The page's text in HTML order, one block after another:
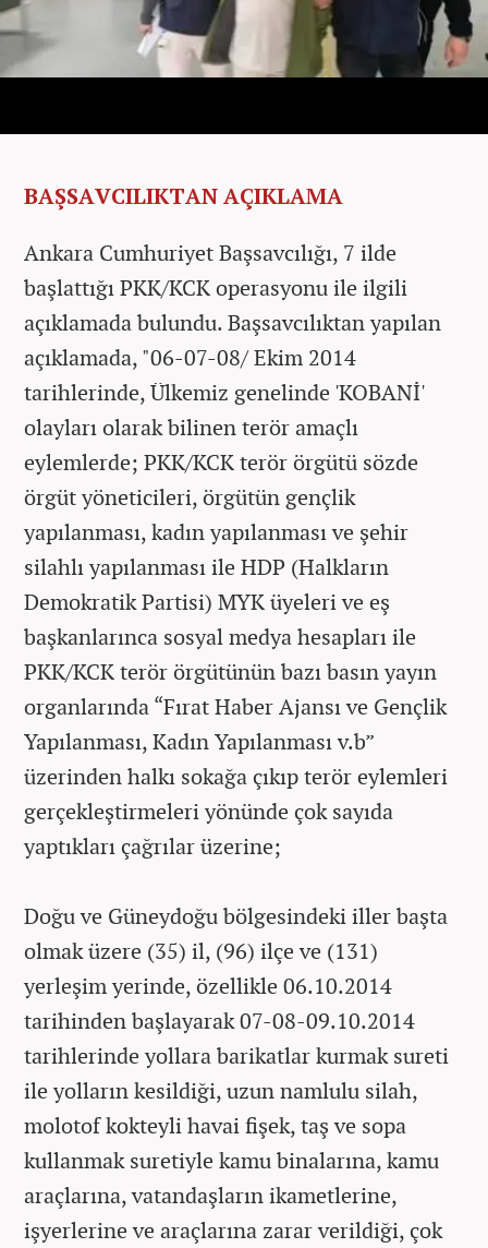
BAŞSAVCILIKTAN AÇIKLAMA
Ankara Cumhuriyet Başsavcılığı, 7 ilde
başlattığı PKK/KCK operasyonu ile ilgili
açıklamada bulundu. Başsavcılıktan yapılan
açıklamada, "06-07-08/ Ekim 2014
tarihlerinde, Ülkemiz genelinde 'KOBANİ'
olayları olarak bilinen terör amaçlı
eylemlerde; PKK/KCK terör örgütü sözde
örgüt yöneticileri, örgütün gençlik
yapılanması, kadın yapılanması ve şehir
silahlı yapılanması ile HDP (Halkların
Demokratik Partisi) MYK üyeleri ve eş
başkanlarınca sosyal medya hesapları ile
PKK/KCK terör örgütünün bazı basın yayın
organlarında “Fırat Haber Ajansı ve Gençlik
Yapılanması, Kadın Yapılanması v.b”
üzerinden halkı sokağa çıkıp terör eylemleri
gerçekleştirmeleri yönünde çok sayıda
yaptıkları çağrılar üzerine;
Doğu ve Güneydoğu bölgesindeki iller başta
olmak üzere (35) il, (96) ilçe ve (131)
yerleşim yerinde, özellikle 06.10.2014
tarihinden başlayarak 07-08-09.10.2014
tarihlerinde yollara barikatlar kurmak sureti
ile yolların kesildiği, uzun namlulu silah,
molotof kokteyli havai fişek, taş ve sopa
kullanmak suretiyle kamu binalarına, kamu
araçlarına, vatandaşların ikametlerine,
işyerlerine ve araçlarına zarar verildiği, çok